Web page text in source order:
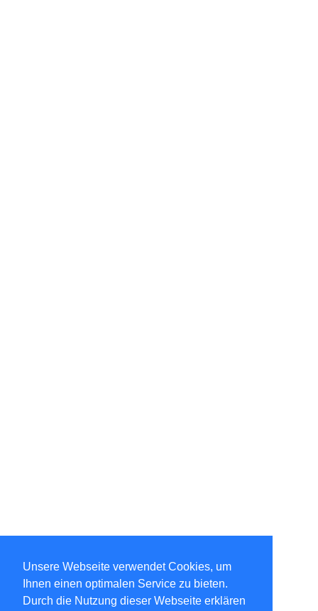
Unsere Webseite verwendet Cookies, um
Ihnen einen optimalen Service zu bieten.
Durch die Nutzung dieser Webseite erklären